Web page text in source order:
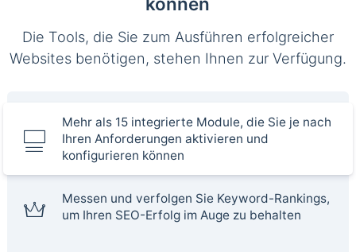
Die Tools, die Sie zum Ausführen erfolgreicher
Websites benötigen, stehen Ihnen zur Verfügung.
Mehr als 15 integrierte Module, die Sie je nach
Ihren Anforderungen aktivieren und
konfigurieren können
Messen und verfolgen Sie Keyword-Rankings,
um Ihren SEO-Erfolg im Auge zu behalten